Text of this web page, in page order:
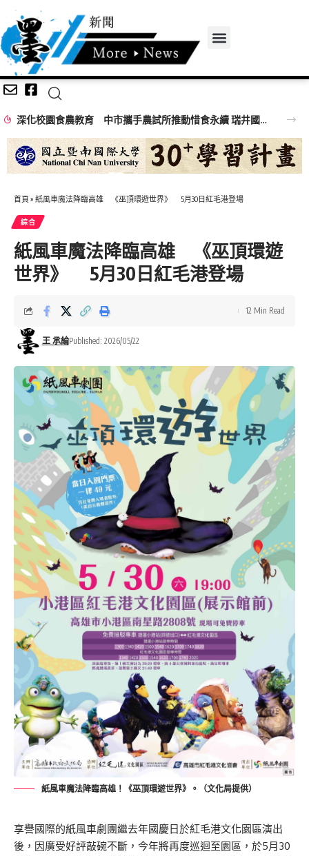
深化校園食農教育 中市攜手農試所推動惜食永續 瑞井國小分享國家永續發展獎經驗
首頁 » 紙風車魔法降臨高雄 《巫頂環遊世界》 5月30日紅毛港登場
綜合
紙風車魔法降臨高雄 《巫頂環遊
世界》 5月30日紅毛港登場
王 承綸Published: 2026/05/22
12 Min Read
紙風車魔法降臨高雄！《巫頂環遊世界》。（文化局提供）
享譽國際的紙風車劇團繼去年國慶日於紅毛港文化園區演出
後，因廣受好評敲碗不斷，今年將再度巡迴至園區，於5月30